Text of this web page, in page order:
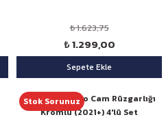
₺ 1.623,75
₺ 1.299,00
Sepete Ekle
Stok Sorunuz
Niken VW Taigo Cam Rüzgarlığı
Kromlu (2021+) 4'lü Set